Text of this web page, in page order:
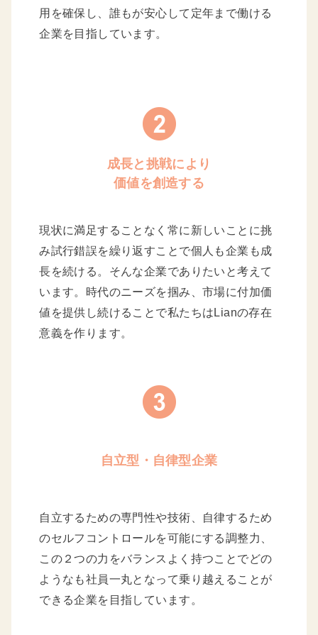
用を確保し、誰もが安心して定年まで働ける
企業を目指しています。
成長と挑戦により
価値を創造する
現状に満足することなく常に新しいことに挑
み試行錯誤を繰り返すことで個人も企業も成
長を続ける。そんな企業でありたいと考えて
います。時代のニーズを掴み、市場に付加価
値を提供し続けることで私たちはLianの存在
意義を作ります。
自立型・自律型企業
自立するための専門性や技術、自律するため
のセルフコントロールを可能にする調整力、
この２つの力をバランスよく持つことでどの
ようなも社員一丸となって乗り越えることが
できる企業を目指しています。